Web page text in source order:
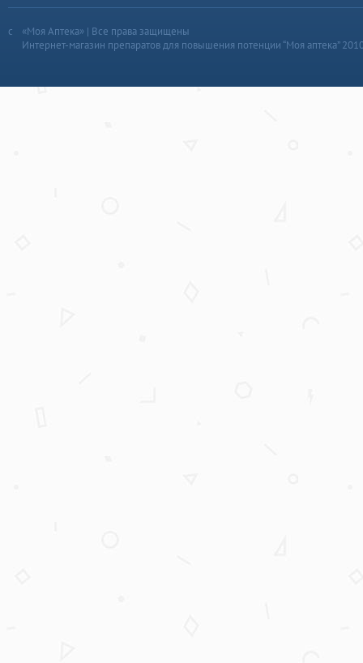
«Моя Аптека» | Все права защищены
Интернет-магазин препаратов для повышения потенции “Моя аптека”